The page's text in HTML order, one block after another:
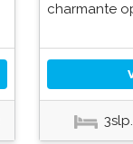
charmante
3slp.